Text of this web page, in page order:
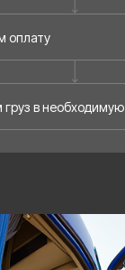
оплату
в